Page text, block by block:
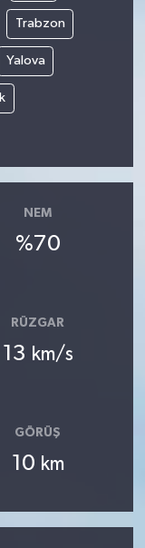
Trabzon
Yalova
NEM
%70
RÜZGAR
13 km/s
GÖRÜŞ
10 km